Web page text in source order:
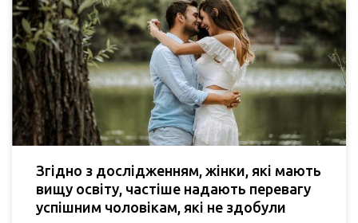
Згідно з дослідженням, жінки, які мають
вищу освіту, частіше надають перевагу
успішним чоловікам, які не здобули